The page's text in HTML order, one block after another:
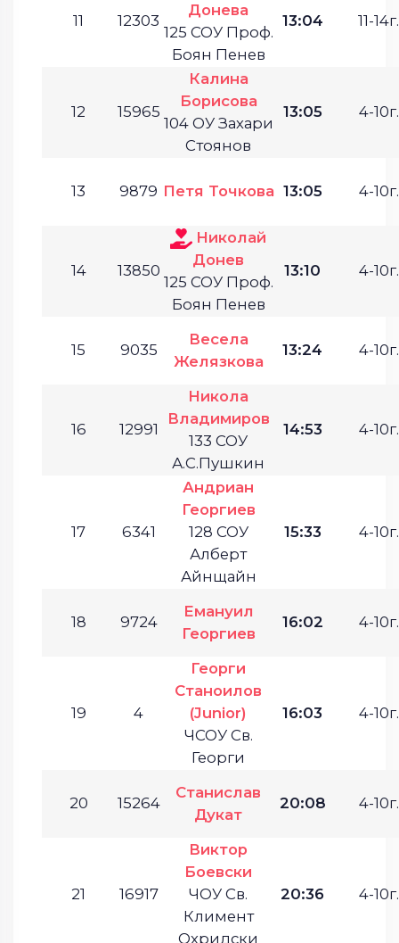
11 12303
Донева
125 СОУ Проф.
Боян Пенев
13:04 11-14г.
12 15965
Калина
Борисова
104 ОУ Захари
Стоянов
13:05 4-10г.
13 9879 Петя Точкова 13:05 4-10г.
14 13850
Николай
Донев
125 СОУ Проф.
Боян Пенев
13:10 4-10г.
15 9035
Весела
Желязкова
13:24 4-10г.
16 12991
Никола
Владимиров
133 СОУ
А.С.Пушкин
14:53 4-10г.
17 6341
Андриан
Георгиев
128 СОУ
Алберт
Айнщайн
15:33 4-10г.
18 9724
Емануил
Георгиев
16:02 4-10г.
19 4
Георги
Станоилов
(Junior)
ЧСОУ Св.
Георги
16:03 4-10г.
20 15264
Станислав
Дукат
20:08 4-10г.
21 16917
Виктор
Боевски
ЧОУ Св.
Климент
Охридски
20:36 4-10г.